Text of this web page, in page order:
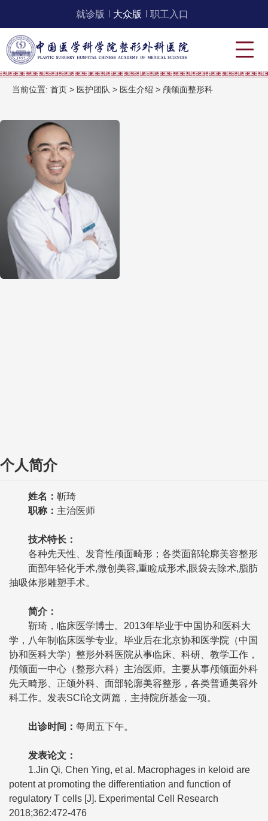
就诊版 大众版 职工入口
当前位置: 首页 > 医护团队 > 医生介绍 > 颅颌面整形科
个人简介
姓名： 靳琦
职称 ： 主治医师
技术特长 ：
各种先天性、发育性颅面畸形；各类面部轮廓美容整形
面部年轻化手术,微创美容,重睑成形术,眼袋去除术,脂肪
抽吸体形雕塑手术。
简介 ：
靳琦，临床医学博士。2013年毕业于中国协和医科大
学，八年制临床医学专业。毕业后在北京协和医学院（中国
协和医科大学）整形外科医院从事临床、科研、教学工作，
颅颌面一中心（整形六科）主治医师。主要从事颅颌面外科
先天畸形、正颌外科、面部轮廓美容整形，各类普通美容外
科工作。发表SCI论文两篇，主持院所基金一项。
出诊时间 ： 每周五下午。
发表论文 ：
1.Jin Qi, Chen Ying, et al. Macrophages in keloid are
potent at promoting the differentiation and function of
regulatory T cells [J]. Experimental Cell Research
2018;362:472-476